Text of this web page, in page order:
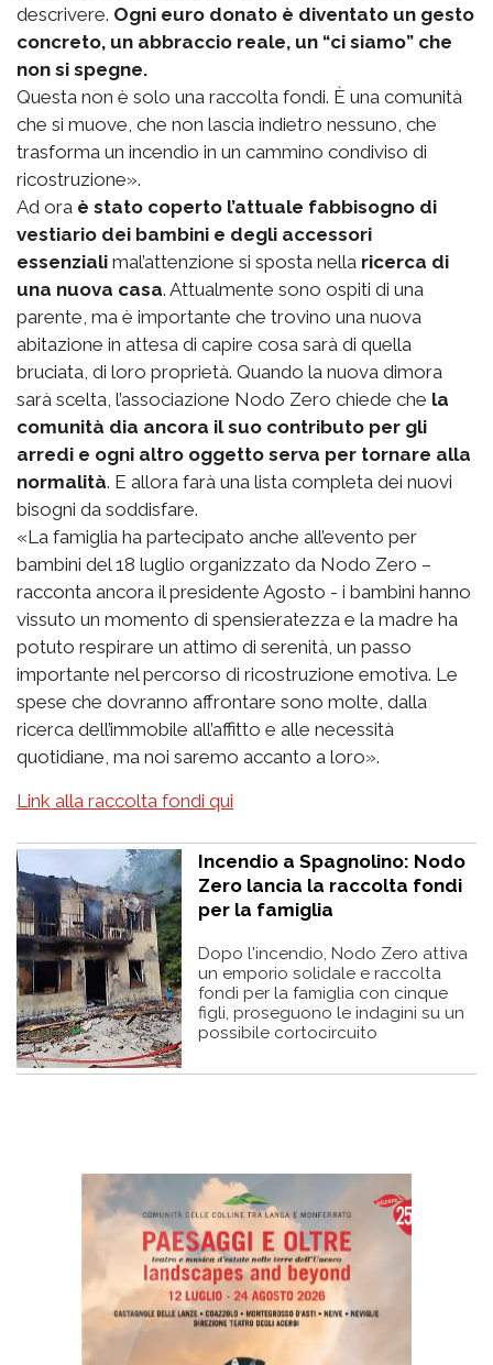
descrivere. Ogni euro donato è diventato un gesto
concreto, un abbraccio reale, un “ci siamo” che
non si spegne.
Questa non è solo una raccolta fondi. È una comunità
che si muove, che non lascia indietro nessuno, che
trasforma un incendio in un cammino condiviso di
ricostruzione».
Ad ora è stato coperto l’attuale fabbisogno di
vestiario dei bambini e degli accessori
essenziali mal’attenzione si sposta nella ricerca di
una nuova casa. Attualmente sono ospiti di una
parente, ma è importante che trovino una nuova
abitazione in attesa di capire cosa sarà di quella
bruciata, di loro proprietà. Quando la nuova dimora
sarà scelta, l’associazione Nodo Zero chiede che la
comunità dia ancora il suo contributo per gli
arredi e ogni altro oggetto serva per tornare alla
normalità. E allora farà una lista completa dei nuovi
bisogni da soddisfare.
«La famiglia ha partecipato anche all’evento per
bambini del 18 luglio organizzato da Nodo Zero –
racconta ancora il presidente Agosto - i bambini hanno
vissuto un momento di spensieratezza e la madre ha
potuto respirare un attimo di serenità, un passo
importante nel percorso di ricostruzione emotiva. Le
spese che dovranno affrontare sono molte, dalla
ricerca dell’immobile all’affitto e alle necessità
quotidiane, ma noi saremo accanto a loro».
Link alla raccolta fondi qui
Incendio a Spagnolino: Nodo
Zero lancia la raccolta fondi
per la famiglia
Dopo l'incendio, Nodo Zero attiva
un emporio solidale e raccolta
fondi per la famiglia con cinque
figli, proseguono le indagini su un
possibile cortocircuito